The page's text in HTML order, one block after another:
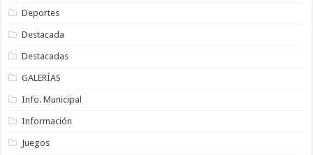
Deportes
Destacada
Destacadas
GALERÍAS
Info. Municipal
Información
Juegos